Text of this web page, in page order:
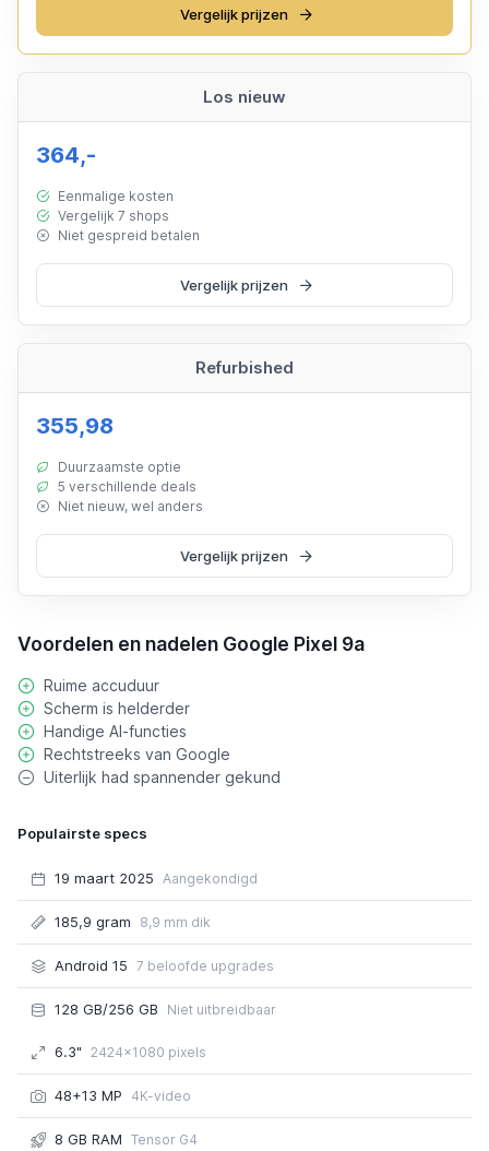
Vergelijk prijzen
Los nieuw
364,-
Eenmalige kosten
Vergelijk 7 shops
Niet gespreid betalen
Vergelijk prijzen
Refurbished
355,98
Duurzaamste optie
5 verschillende deals
Niet nieuw, wel anders
Vergelijk prijzen
Voordelen en nadelen Google Pixel 9a
Ruime accuduur
Scherm is helderder
Handige AI-functies
Rechtstreeks van Google
Uiterlijk had spannender gekund
Populairste specs
19 maart 2025 Aangekondigd
185,9 gram 8,9 mm dik
Android 15 7 beloofde upgrades
128 GB/256 GB Niet uitbreidbaar
6.3" 2424x1080 pixels
48+13 MP 4K-video
8 GB RAM Tensor G4